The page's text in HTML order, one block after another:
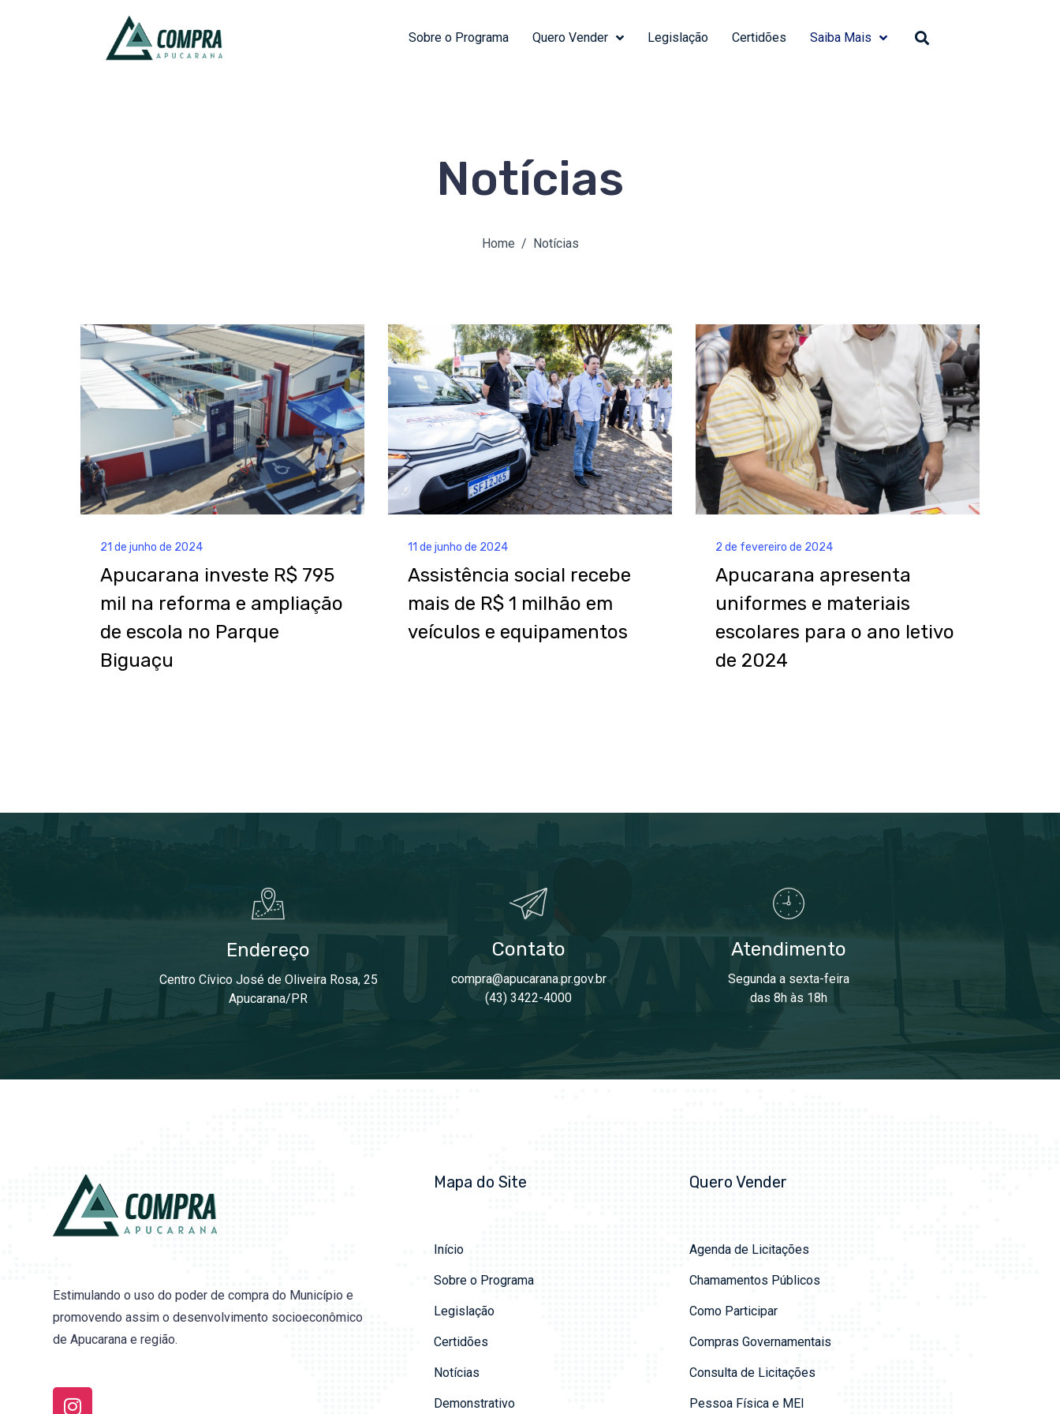
Sobre o Programa Quero Vender Legislação Certidões Saiba Mais
Notícias
Home Notícias
21 de junho de 2024
Apucarana investe R$ 795
mil na reforma e ampliação
de escola no Parque
Biguaçu
11 de junho de 2024
Assistência social recebe
mais de R$ 1 milhão em
veículos e equipamentos
2 de fevereiro de 2024
Apucarana apresenta
uniformes e materiais
escolares para o ano letivo
de 2024
Endereço
Centro Cívico José de Oliveira Rosa, 25
Apucarana/PR
Contato
compra@apucarana.pr.gov.br
(43) 3422-4000
Atendimento
Segunda a sexta-feira
das 8h às 18h
Estimulando o uso do poder de compra do Município e
promovendo assim o desenvolvimento socioeconômico
de Apucarana e região.
Mapa do Site
Início
Sobre o Programa
Legislação
Certidões
Notícias
Demonstrativo
Quero Vender
Agenda de Licitações
Chamamentos Públicos
Como Participar
Compras Governamentais
Consulta de Licitações
Pessoa Física e MEI